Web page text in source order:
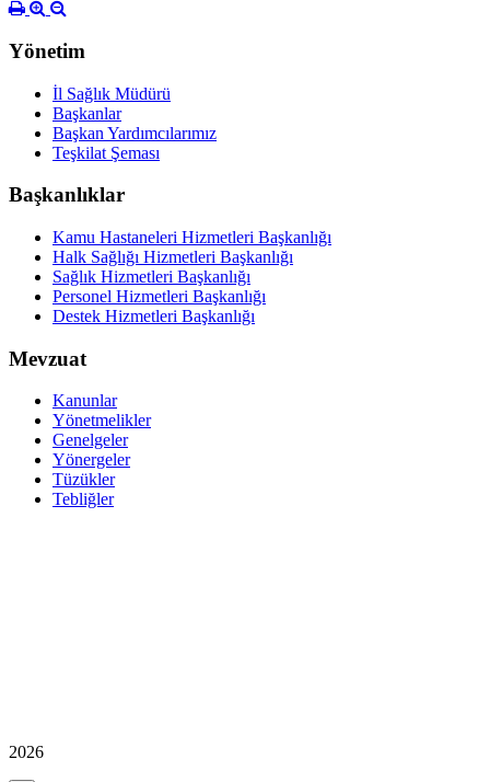
Yönetim
İl Sağlık Müdürü
Başkanlar
Başkan Yardımcılarımız
Teşkilat Şeması
Başkanlıklar
Kamu Hastaneleri Hizmetleri Başkanlığı
Halk Sağlığı Hizmetleri Başkanlığı
Sağlık Hizmetleri Başkanlığı
Personel Hizmetleri Başkanlığı
Destek Hizmetleri Başkanlığı
Mevzuat
Kanunlar
Yönetmelikler
Genelgeler
Yönergeler
Tüzükler
Tebliğler
2026